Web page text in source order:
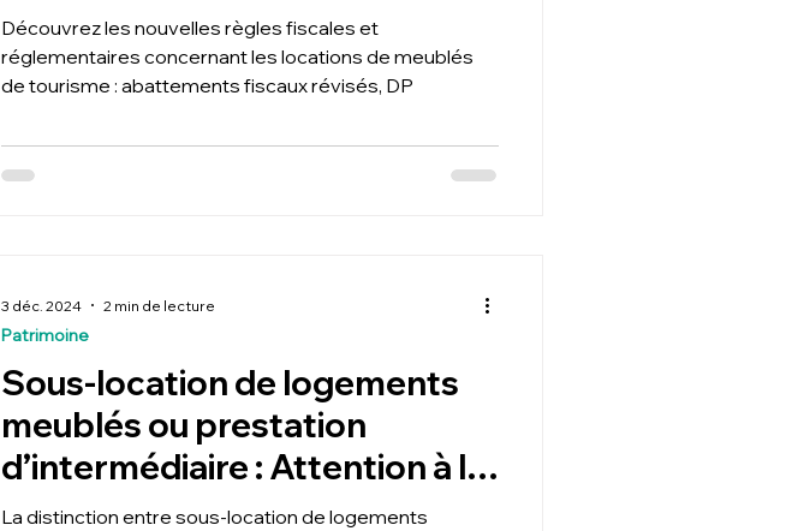
Découvrez les nouvelles règles fiscales et
réglementaires concernant les locations de meublés
de tourisme : abattements fiscaux révisés, DP
Sous-location de logements
meublés ou prestation
d’intermédiaire : Attention à la
TVA
La distinction entre sous-location de logements
Patrimoine
3 déc. 2024 2 min de lecture